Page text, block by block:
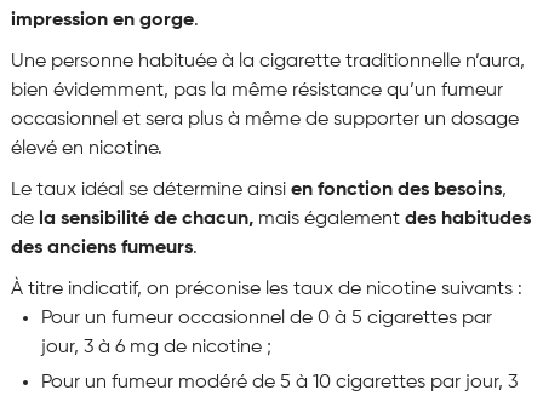
impression en gorge.
Une personne habituée à la cigarette traditionnelle n’aura,
bien évidemment, pas la même résistance qu’un fumeur
occasionnel et sera plus à même de supporter un dosage
élevé en nicotine.
Le taux idéal se détermine ainsi en fonction des besoins,
dela sensibilité de chacun,mais également des habitudes
des anciens fumeurs.
À titre indicatif, on préconise les taux de nicotine suivants :
Pour un fumeur occasionnel de 0 à 5 cigarettes par
jour, 3 à 6 mg de nicotine ;
Pour un fumeur modéré de 5 à 10 cigarettes par jour, 3